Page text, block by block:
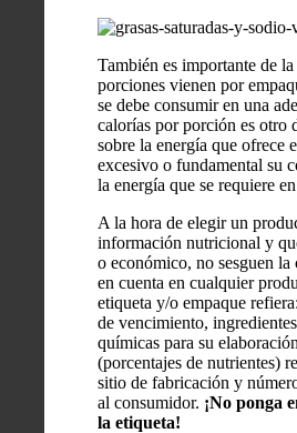
También es importante de
porciones vienen por
se debe consumir en una
calorías por porción es otro
sobre la energía que ofrece
excesivo o fundamental su
la energía que se requiere
A la hora de elegir un
información nutricional y
o económico, no sesguen
en cuenta en cualquier
etiqueta y/o empaque
de vencimiento,
químicas para su
(porcentajes de nutrientes)
sitio de fabricación y
al consumidor. ¡No ponga
la etiqueta!